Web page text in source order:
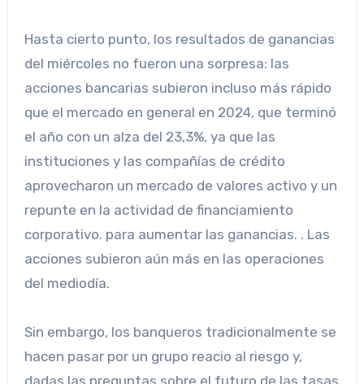
Hasta cierto punto, los resultados de ganancias
del miércoles no fueron una sorpresa: las
acciones bancarias subieron incluso más rápido
que el mercado en general en 2024, que terminó
el año con un alza del 23,3%, ya que las
instituciones y las compañías de crédito
aprovecharon un mercado de valores activo y un
repunte en la actividad de financiamiento
corporativo. para aumentar las ganancias. . Las
acciones subieron aún más en las operaciones
del mediodía.
Sin embargo, los banqueros tradicionalmente se
hacen pasar por un grupo reacio al riesgo y,